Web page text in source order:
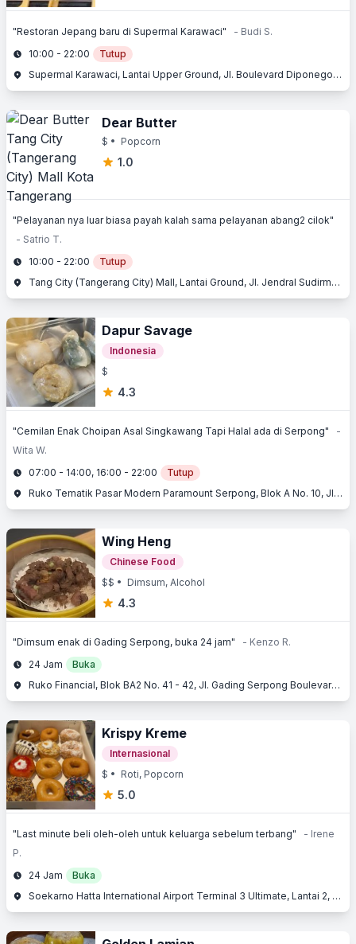
"Restoran Jepang baru di Supermal Karawaci"
- Budi S.
10:00 - 22:00
Tutup
Supermal Karawaci, Lantai Upper Ground, Jl. Boulevard Diponegoro No. 105, Karawaci, Tangerang, Banten
Dear Butter
$ • Popcorn
1.0
"Pelayanan nya luar biasa payah kalah sama pelayanan abang2 cilok"
- Satrio T.
10:00 - 22:00
Tutup
Tang City (Tangerang City) Mall, Lantai Ground, Jl. Jendral Sudirman No. 1, Kota Tangerang, Tangerang, Banten
Dapur Savage
Indonesia
$
4.3
"Cemilan Enak Choipan Asal Singkawang Tapi Halal ada di Serpong"
-
Wita W.
07:00 - 14:00, 16:00 - 22:00
Tutup
Ruko Tematik Pasar Modern Paramount Serpong, Blok A No. 10, Jl. Boulevard Raya Gading Serpong, Gading Serpong, Serpong, Tangerang, Banten
Wing Heng
Chinese Food
$$ • Dimsum, Alcohol
4.3
"Dimsum enak di Gading Serpong, buka 24 jam"
- Kenzo R.
24 Jam
Buka
Ruko Financial, Blok BA2 No. 41 - 42, Jl. Gading Serpong Boulevard, Gading Serpong, Serpong, Tangerang, Banten
Krispy Kreme
Internasional
$ • Roti, Popcorn
5.0
"Last minute beli oleh-oleh untuk keluarga sebelum terbang"
- Irene
P.
24 Jam
Buka
Soekarno Hatta International Airport Terminal 3 Ultimate, Lantai 2, Jl. Raya Bandara, Benda, Tangerang, Banten